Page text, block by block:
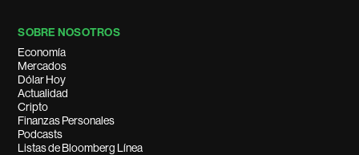
SOBRE NOSOTROS
Economía
Mercados
Dólar Hoy
Actualidad
Cripto
Finanzas Personales
Podcasts
Listas de Bloomberg Línea